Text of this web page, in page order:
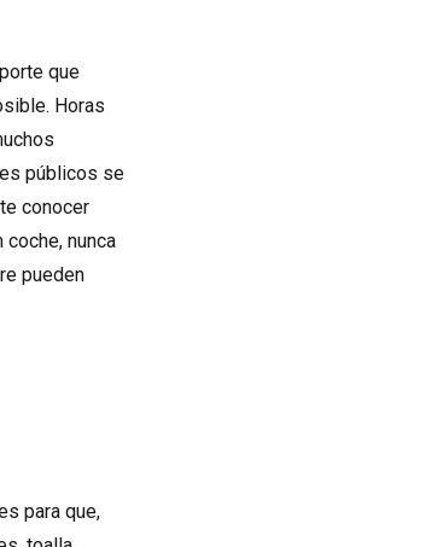
que
Horas
públicos se
conocer
nunca
pueden
para que,